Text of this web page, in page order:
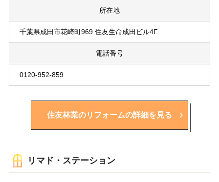
所在地
千葉県成田市花崎町969 住友生命成田ビル4F
電話番号
0120-952-859
住友林業のリフォームの詳細を見る
リマド・ステーション